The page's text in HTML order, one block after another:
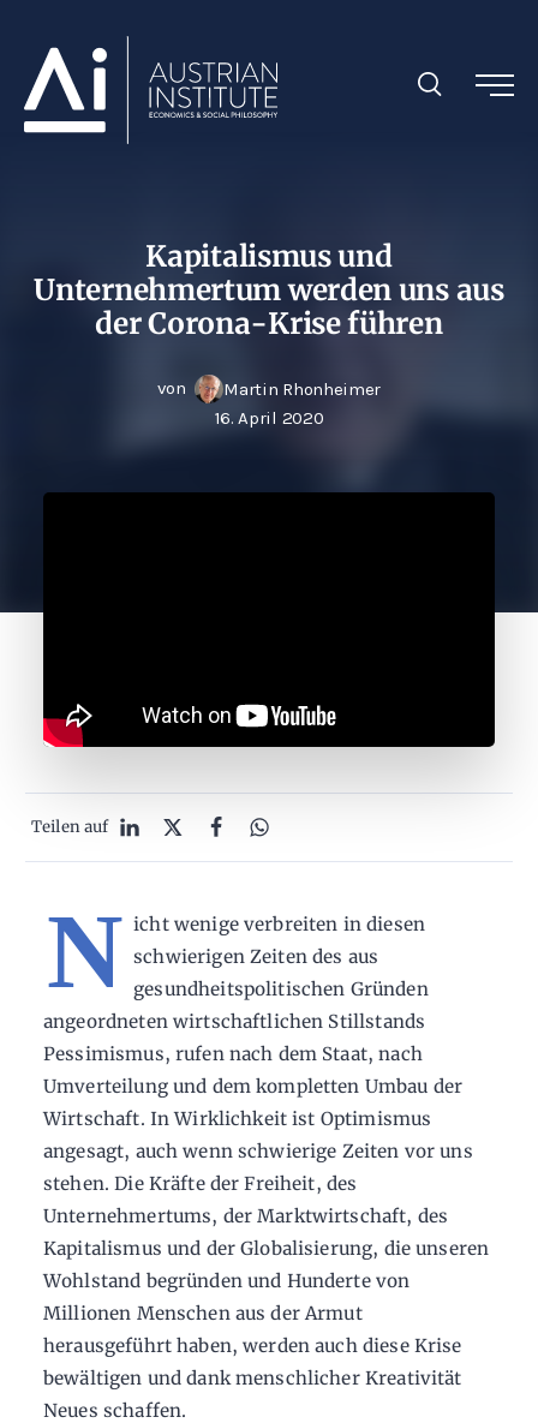
Kapitalismus und
Unternehmertum werden uns aus
der Corona-Krise führen
von
Martin Rhonheimer
16. April 2020
Teilen auf
N icht wenige verbreiten in diesen
schwierigen Zeiten des aus
gesundheitspolitischen Gründen
angeordneten wirtschaftlichen Stillstands
Pessimismus, rufen nach dem Staat, nach
Umverteilung und dem kompletten Umbau der
Wirtschaft. In Wirklichkeit ist Optimismus
angesagt, auch wenn schwierige Zeiten vor uns
stehen. Die Kräfte der Freiheit, des
Unternehmertums, der Marktwirtschaft, des
Kapitalismus und der Globalisierung, die unseren
Wohlstand begründen und Hunderte von
Millionen Menschen aus der Armut
herausgeführt haben, werden auch diese Krise
bewältigen und dank menschlicher Kreativität
Neues schaffen.